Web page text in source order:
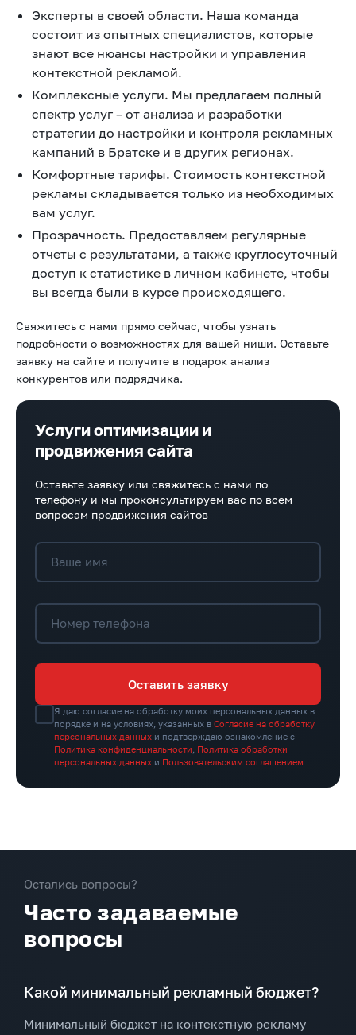
Эксперты в своей области. Наша команда
состоит из опытных специалистов, которые
знают все нюансы настройки и управления
контекстной рекламой.
Комплексные услуги. Мы предлагаем полный
спектр услуг – от анализа и разработки
стратегии до настройки и контроля рекламных
кампаний в Братске и в других регионах.
Комфортные тарифы. Стоимость контекстной
рекламы складывается только из необходимых
вам услуг.
Прозрачность. Предоставляем регулярные
отчеты с результатами, а также круглосуточный
доступ к статистике в личном кабинете, чтобы
вы всегда были в курсе происходящего.
Свяжитесь с нами прямо сейчас, чтобы узнать
подробности о возможностях для вашей ниши. Оставьте
заявку на сайте и получите в подарок анализ
конкурентов или подрядчика.
Услуги оптимизации и
продвижения сайта
Оставьте заявку или свяжитесь с нами по
телефону и мы проконсультируем вас по всем
вопросам продвижения сайтов
Ваше имя
Номер телефона
Оставить заявку
Я даю согласие на обработку моих персональных данных в
порядке и на условиях, указанных в Согласие на обработку
персональных данных и подтверждаю ознакомление с
Политика конфиденциальности
Политика обработки
персональных данных и Пользовательским соглашением
Остались вопросы?
Часто задаваемые
вопросы
Какой минимальный рекламный бюджет?
Минимальный бюджет на контекстную рекламу